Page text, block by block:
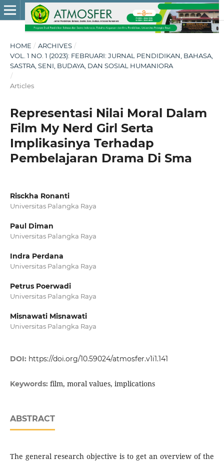
HOME / ARCHIVES /
VOL. 1 NO. 1 (2023): FEBRUARI: JURNAL PENDIDIKAN, BAHASA,
SASTRA, SENI, BUDAYA, DAN SOSIAL HUMANIORA
/
Articles
Representasi Nilai Moral Dalam
Film My Nerd Girl Serta
Implikasinya Terhadap
Pembelajaran Drama Di Sma
Risckha Ronanti
Universitas Palangka Raya
Paul Diman
Universitas Palangka Raya
Indra Perdana
Universitas Palangka Raya
Petrus Poerwadi
Universitas Palangka Raya
Misnawati Misnawati
Universitas Palangka Raya
DOI: https://doi.org/10.59024/atmosfer.v1i1.141
Keywords: film, moral values, implications
ABSTRACT
The general research objective is to get an overview of the